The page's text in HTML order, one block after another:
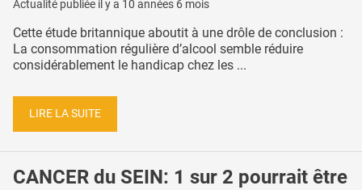
Actualité publiée il y a 10 années 6 mois
Cette étude britannique aboutit à une drôle de conclusion :
La consommation régulière d’alcool semble réduire
considérablement le handicap chez les ...
LIRE LA SUITE
CANCER du SEIN: 1 sur 2 pourrait être